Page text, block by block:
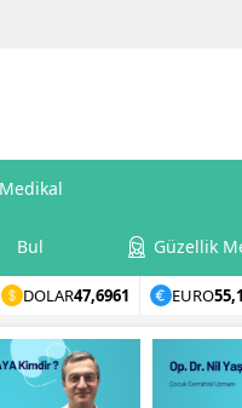
Medikal
Bul Güzellik
DOLAR47,6961 EURO